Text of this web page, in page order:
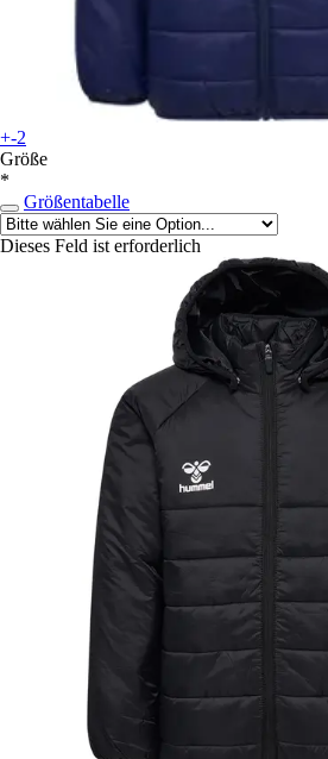
+-2
Größe
*
Größentabelle
Dieses Feld ist erforderlich